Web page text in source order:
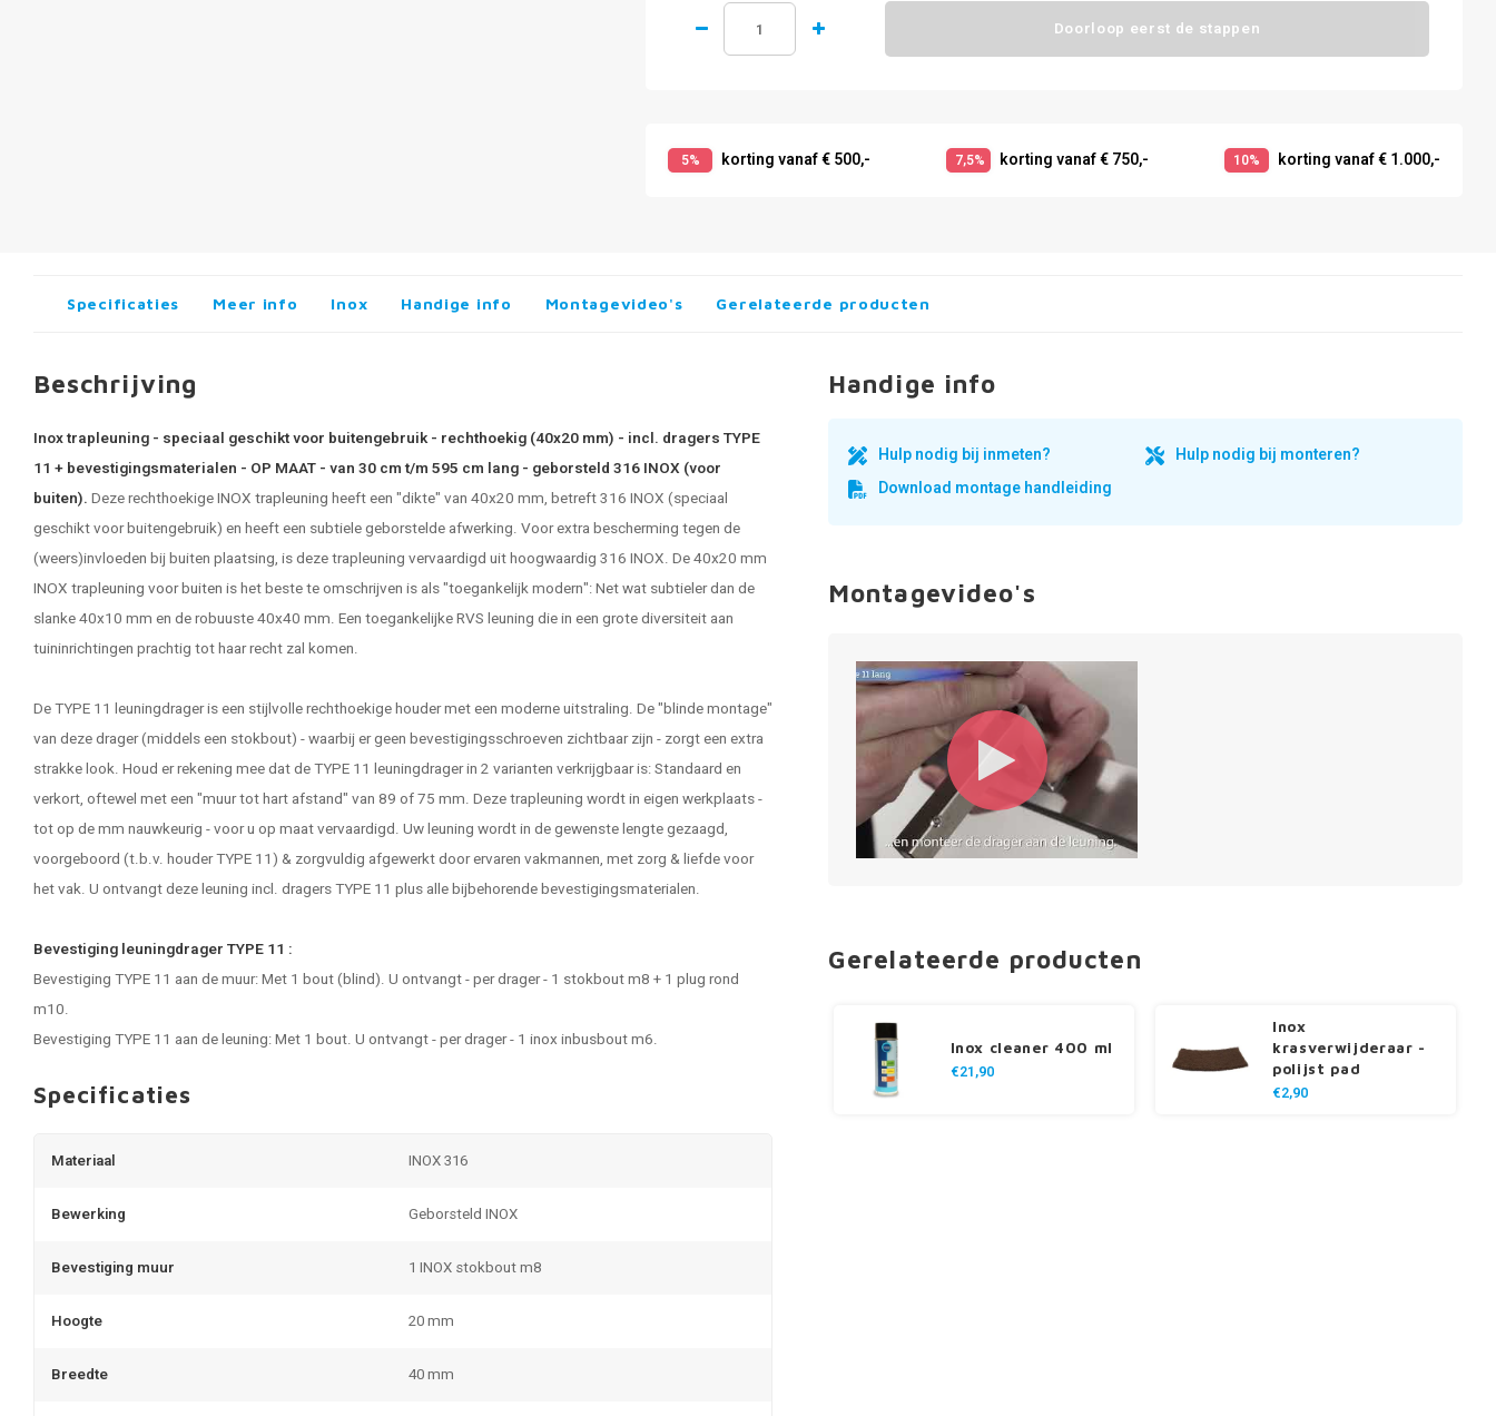
Doorloop eerst de stappen
5% korting vanaf € 500,- 7,5% korting vanaf € 750,- 10% korting vanaf € 1.000,-
Specificaties Meer info Inox Handige info Montagevideo's Gerelateerde producten
Beschrijving
Inox trapleuning - speciaal geschikt voor buitengebruik - rechthoekig (40x20 mm) - incl. dragers TYPE
11 + bevestigingsmaterialen - OP MAAT - van 30 cm t/m 595 cm lang - geborsteld 316 INOX (voor
buiten). Deze rechthoekigeINOX trapleuning heeft een "dikte" van 40x20 mm, betreft 316 INOX (speciaal
geschikt voor buitengebruik) en heeft een subtiele geborstelde afwerking. Voor extra bescherming tegen de
(weers)invloeden bij buiten plaatsing, is deze trapleuning vervaardigd uit hoogwaardig 316 INOX. De 40x20 mm
INOX trapleuning voor buiten is het beste te omschrijven is als "toegankelijk modern": Net wat subtieler dan de
slanke 40x10 mm en de robuuste 40x40 mm. Een toegankelijke RVS leuning die in een grote diversiteit aan
tuininrichtingen prachtig tot haar recht zal komen.
De TYPE 11 leuningdrager is een stijlvolle rechthoekige houder met een moderne uitstraling. De "blinde montage"
van deze drager (middels een stokbout) - waarbij er geen bevestigingsschroeven zichtbaar zijn - zorgt een extra
strakke look. Houd er rekening mee dat de TYPE 11 leuningdrager in 2 varianten verkrijgbaar is: Standaard en
verkort, oftewel met een "muur tot hart afstand" van 89 of 75 mm. Deze trapleuning wordt in eigen werkplaats -
tot op de mm nauwkeurig - voor u op maat vervaardigd. Uw leuning wordt in de gewenste lengte gezaagd,
voorgeboord (t.b.v. houder TYPE 11) & zorgvuldig afgewerkt door ervaren vakmannen, met zorg & liefde voor
het vak. U ontvangt deze leuning incl. dragers TYPE 11 plus alle bijbehorende bevestigingsmaterialen.
Bevestiging leuningdrager TYPE 11 :
Bevestiging TYPE 11 aan de muur: Met 1 bout (blind). U ontvangt - per drager - 1 stokbout m8 + 1 plug rond
m10.
Bevestiging TYPE 11 aan de leuning: Met 1 bout. U ontvangt - per drager - 1 inox inbusbout m6.
Specificaties
Materiaal INOX 316
Bewerking Geborsteld INOX
Bevestiging muur 1 INOX stokbout m8
Hoogte 20 mm
Breedte 40 mm
Handige info
Hulp nodig bij inmeten?
Hulp nodig bij monteren?
Download montage handleiding
Montagevideo's
Gerelateerde producten
Inox cleaner 400 ml
€21,90
Inox
krasverwijderaar -
polijst pad
€2,90